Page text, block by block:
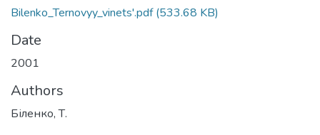
Bilenko_Ternovyy_vinets'.pdf(533.68 KB)
Date
2001
Authors
Біленко, Т.